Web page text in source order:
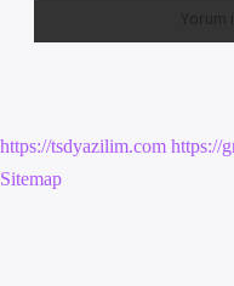
https://tsdyazilim.com https://
Sitemap